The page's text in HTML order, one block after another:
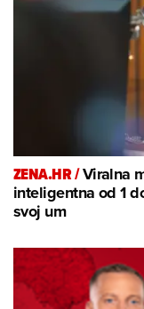
ZENA.HR /Viralna
inteligentna od 1
svoj um